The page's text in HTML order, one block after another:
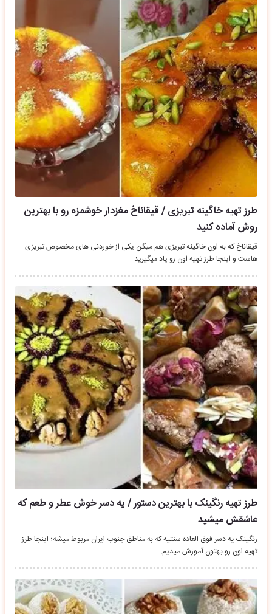
طرز تهیه خاگینه تبریزی / قیقاناخ مغزدار خوشمزه رو با بهترین
روش آماده کنید
قیقاناخ که به اون خاگینه تبریزی هم میگن یکی از خوردنی های مخصوص تبریزی
هاست و اینجا طرز تهیه اون رو یاد میگیرید.
طرز تهیه رنگینک با بهترین دستور / یه دسر خوش عطر و طعم که
عاشقش میشید
رنگینک یه دسر فوق العاده سنتیه که به مناطق جنوب ایران مربوط میشه؛ اینجا طرز
تهیه اون رو بهتون آموزش میدیم.